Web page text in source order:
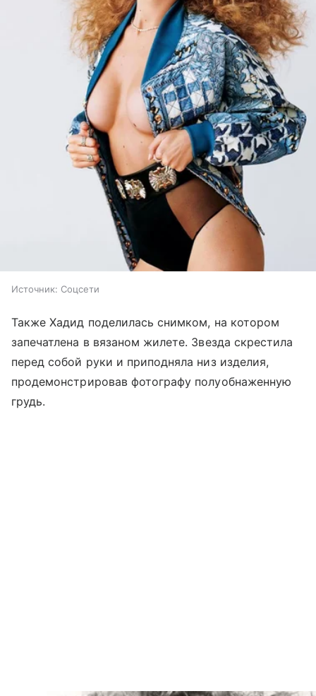
Источник: Соцсети
Также Хадид поделилась снимком, на котором
запечатлена в вязаном жилете. Звезда скрестила
перед собой руки и приподняла низ изделия,
продемонстрировав фотографу полуобнаженную
грудь.